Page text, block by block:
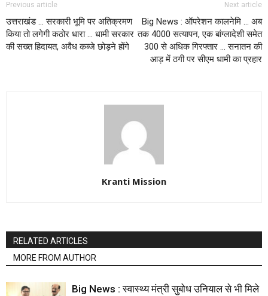
Previous article
उत्तराखंड … सरकारी भूमि पर अतिक्रमण
किया तो लगेगी कठोर धारा … धामी सरकार
की सख्त हिदायत, अवैध कब्जे छोड़ने होंगे
Next article
Big News : ऑपरेशन कालनेमि … अब
तक 4000 सत्यापन, एक बांग्लादेशी समेत
300 से अधिक गिरफ्तार … सनातन की
आड़ में ठगी पर सीएम धामी का प्रहार
Kranti Mission
RELATED ARTICLES
MORE FROM AUTHOR
Big News : स्वास्थ्य मंत्री सुबोध उनियाल से भी मिले